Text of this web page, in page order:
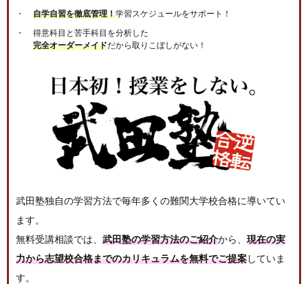
自学自習を徹底管理！学習スケジュールをサポート！
得意科目と苦手科目を分析した
完全オーダーメイドだから取りこぼしがない！
武田塾独自の学習方法で毎年多くの難関大学校合格に導いてい
ます。
無料受講相談では、 武田塾の学習方法のご紹介から、 現在の実
力から志望校合格までのカリキュラムを無料でご提案していま
す。